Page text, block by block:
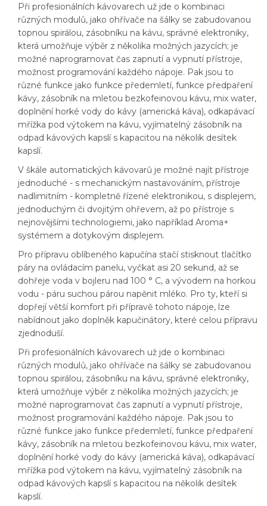
Při profesionálních kávovarech už jde o kombinaci
různých modulů, jako ohřívače na šálky se zabudovanou
topnou spirálou, zásobníku na kávu, správné elektroniky,
která umožňuje výběr z několika možných jazycích; je
možné naprogramovat čas zapnutí a vypnutí přístroje,
možnost programování každého nápoje. Pak jsou to
různé funkce jako funkce předemletí, funkce předpaření
kávy, zásobník na mletou bezkofeinovou kávu, mix water,
doplnění horké vody do kávy (americká káva), odkapávací
mřížka pod výtokem na kávu, vyjímatelný zásobník na
odpad kávových kapslí s kapacitou na několik desítek
kapslí.
V škále automatických kávovarů je možné najít přístroje
jednoduché - s mechanickým nastavováním, přístroje
nadlimitním - kompletně řízené elektronikou, s displejem,
jednoduchým či dvojitým ohřevem, až po přístroje s
nejnovějšími technologiemi, jako například Aroma+
systémem a dotykovým displejem.
Pro přípravu oblíbeného kapučína stačí stisknout tlačítko
páry na ovládacím panelu, vyčkat asi 20 sekund, až se
dohřeje voda v bojleru nad 100 ° C, a vývodem na horkou
vodu - páru suchou párou napěnit mléko. Pro ty, kteří si
dopřejí větší komfort při přípravě tohoto nápoje, lze
nabídnout jako doplněk kapučinátory, které celou přípravu
zjednoduší.
Při profesionálních kávovarech už jde o kombinaci
různých modulů, jako ohřívače na šálky se zabudovanou
topnou spirálou, zásobníku na kávu, správné elektroniky,
která umožňuje výběr z několika možných jazycích; je
možné naprogramovat čas zapnutí a vypnutí přístroje,
možnost programování každého nápoje. Pak jsou to
různé funkce jako funkce předemletí, funkce předpaření
kávy, zásobník na mletou bezkofeinovou kávu, mix water,
doplnění horké vody do kávy (americká káva), odkapávací
mřížka pod výtokem na kávu, vyjímatelný zásobník na
odpad kávových kapslí s kapacitou na několik desítek
kapslí.